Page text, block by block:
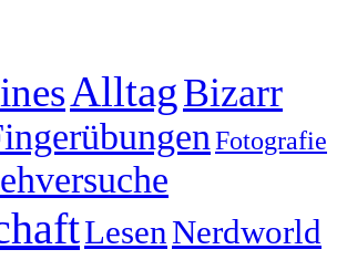
AlltagBizarr
Fotografie
LesenNerdworld